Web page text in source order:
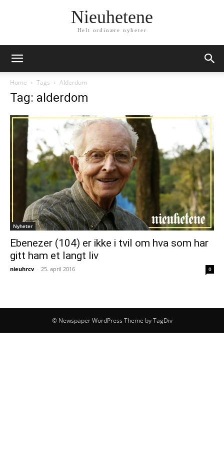
Nieuhetene
Helt ordinære nyheter
Home Tags Alderdom
Tag: alderdom
Nyheter
Ebenezer (104) er ikke i tvil om hva som har
gitt ham et langt liv
nieuhrcv - 25. april 2016 0
© Newspaper WordPress Theme by TagDiv